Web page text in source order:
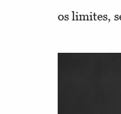
os limites,